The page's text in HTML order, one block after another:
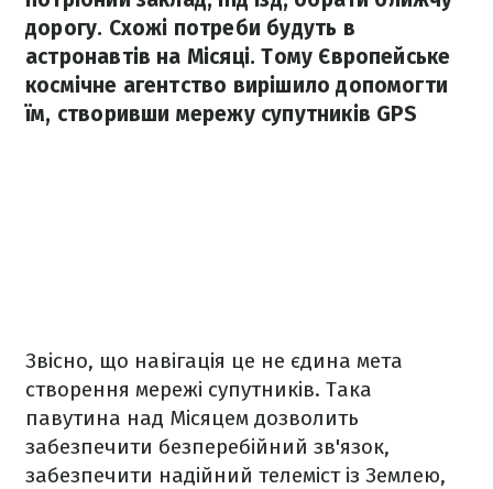
дорогу. Схожі потреби будуть в
астронавтів на Місяці. Тому Європейське
космічне агентство вирішило допомогти
їм, створивши мережу супутників GPS
Звісно, що навігація це не єдина мета
створення мережі супутників. Така
павутина над Місяцем дозволить
забезпечити безперебійний зв'язок,
забезпечити надійний телеміст із Землею,